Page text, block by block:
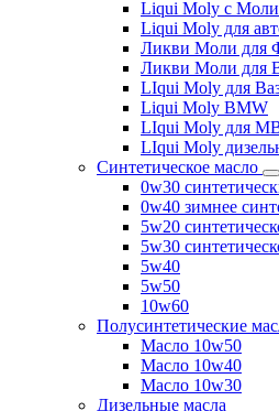
Liqui Moly с
Liqui Moly для
Ликви Моли для
Ликви Моли для
LIqui Moly для
Liqui Moly BMW
LIqui Moly для
LIqui Moly
Синтетическое масло
0w30
0w40 зимнее
5w20
5w30
5w40
5w50
10w60
Полусинтетические
Масло 10w50
Масло 10w40
Масло 10w30
Дизельные масла